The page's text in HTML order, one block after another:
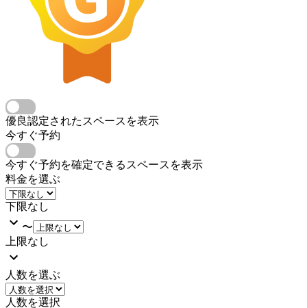
優良認定されたスペースを表示
今すぐ予約
今すぐ予約を確定できるスペースを表示
料金を選ぶ
下限なし
〜
上限なし
人数を選ぶ
人数を選択